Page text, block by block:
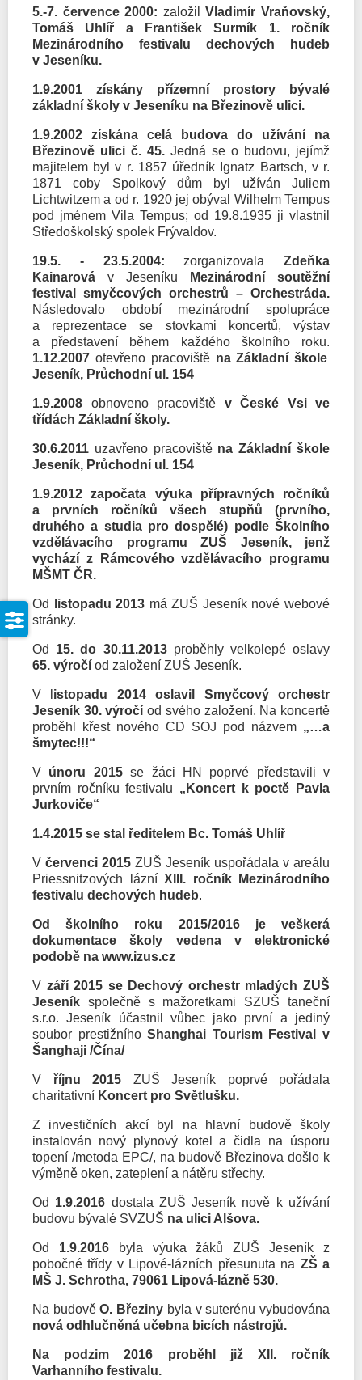
5.-7. července 2000: založil
Vladimír Vraňovský,
Tomáš Uhlíř a František Surmík 1. ročník
Mezinárodního festivalu dechových hudeb
v Jeseníku.
1.9.2001 získány přízemní prostory bývalé
základní školy v Jeseníku na Březinově ulici.
1.9.2002 získána celá budova do užívání na
Březinově ulici č. 45. Jedná se o budovu, jejímž
majitelem byl v r. 1857 úředník Ignatz Bartsch, v r.
1871 coby Spolkový dům byl užíván Juliem
Lichtwitzem a od r. 1920 jej obýval Wilhelm Tempus
pod jménem Vila Tempus; od 19.8.1935 ji vlastnil
Středoškolský spolek Frývaldov.
19.5. - 23.5.2004: zorganizovala Zdeňka
Kainarová v Jeseníku Mezinárodní soutěžní
festival smyčcových orchestrů – Orchestráda.
Následovalo období mezinárodní spolupráce
a reprezentace se stovkami koncertů, výstav
a představení během každého školního roku.
1.12.2007 otevřeno pracovištěna Základní škole
Jeseník, Průchodní ul. 154
1.9.2008 obnoveno pracoviště v České Vsi ve
třídách Základní školy.
30.6.2011 uzavřeno pracovištěna Základní škole
Jeseník, Průchodní ul. 154
1.9.2012 započata výuka přípravných ročníků
a prvních ročníků všech stupňů (prvního,
druhého a studia pro dospělé) podle Školního
vzdělávacího programu ZUŠ Jeseník, jenž
vychází z Rámcového vzdělávacího programu
MŠMT ČR.
Od listopadu 2013 má ZUŠ Jeseník nové webové
stránky.
Od 15. do 30.11.2013proběhly velkolepé oslavy
65. výročí od založení ZUŠ Jeseník.
V l istopadu 2014 oslavil Smyčcový orchestr
Jeseník 30. výročíod svého založení. Na koncertě
proběhl křest nového CD SOJ pod názvem „…a
šmytec!!!“
V únoru 2015se žáci HN poprvé představili v
prvním ročníku festivalu „Koncert k poctě Pavla
Jurkoviče“
1.4.2015 se stal ředitelem Bc. Tomáš Uhlíř
V červenci 2015 ZUŠ Jeseník uspořádala v areálu
Priessnitzových lázní XIII. ročník Mezinárodního
festivalu dechových hudeb.
Od školního roku 2015/2016 je veškerá
dokumentace školy vedena v elektronické
podobě na www.izus.cz
V září 2015 se Dechový orchestr mladých ZUŠ
Jeseník společně s mažoretkami SZUŠ taneční
s.r.o. Jeseník účastnil vůbec jako první a jediný
soubor prestižníhoShanghai Tourism Festival v
Šanghaji /Čína/
V říjnu 2015 ZUŠ Jeseník poprvé pořádala
charitativní Koncert pro Světlušku.
Z investičních akcí byl na hlavní budově školy
instalován nový plynový kotel a čidla na úsporu
topení /metoda EPC/, na budově Březinova došlo k
výměně oken, zateplení a nátěru střechy.
Od 1.9.2016 dostala ZUŠ Jeseník nově k užívání
budovu bývalé SVZUŠ na ulici Alšova.
Od 1.9.2016byla výuka žáků ZUŠ Jeseník z
pobočné třídy v Lipové-lázních přesunuta na ZŠ a
MŠ J. Schrotha, 79061 Lipová-lázně 530.
Na budověO. Březiny byla v suterénu vybudována
nová odhlučněná učebna bicích nástrojů.
Na podzim 2016 proběhl již XII. ročník
Varhanního festivalu.